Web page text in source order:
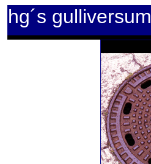
hg´s gulliversum